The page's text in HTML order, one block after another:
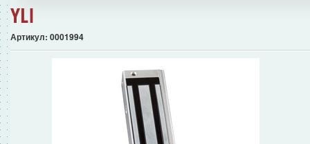
YLI
Артикул: 0001994